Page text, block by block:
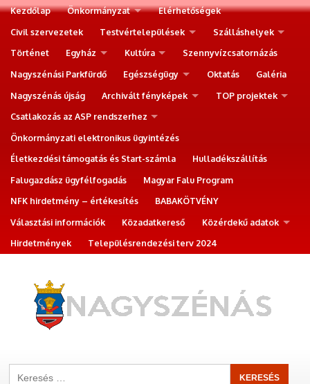
Kezdőlap Önkormányzat
Elérhetőségek
Civil szervezetek
Testvértelepülések
Szálláshelyek
Történet
Egyház Kultúra
Szennyvízcsatornázás
Nagyszénási Parkfürdő
Egészségügy Oktatás
Galéria
Nagyszénás újság
Archivált fényképek
TOP projektek
Csatlakozás az ASP rendszerhez
Önkormányzati elektronikus ügyintézés
Életkezdési támogatás és Start-számla
Hulladékszállítás
Falugazdász ügyfélfogadás
Magyar Falu Program
NFK hirdetmény – értékesítés
BABAKÖTVÉNY
Választási információk
Közadatkereső
Közérdekű adatok
Hirdetmények
Településrendezési terv 2024